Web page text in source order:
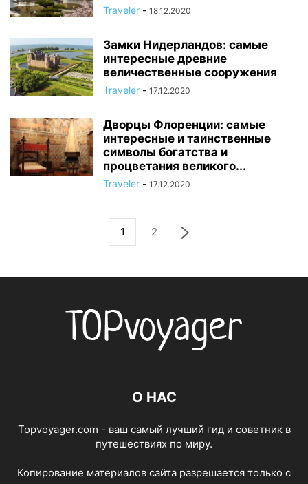
Traveler - 18.12.2020
Замки Нидерландов: самые
интересные древние
величественные сооружения
Traveler - 17.12.2020
Дворцы Флоренции: самые
интересные и таинственные
символы богатства и
процветания великого...
Traveler - 17.12.2020
1 2
О НАС
Topvoyager.com - ваш самый лучший гид и советник в
путешествиях по миру.
Копирование материалов сайта разрешается только с